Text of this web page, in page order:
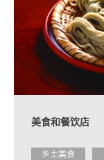
美食和餐饮店
乡土美食